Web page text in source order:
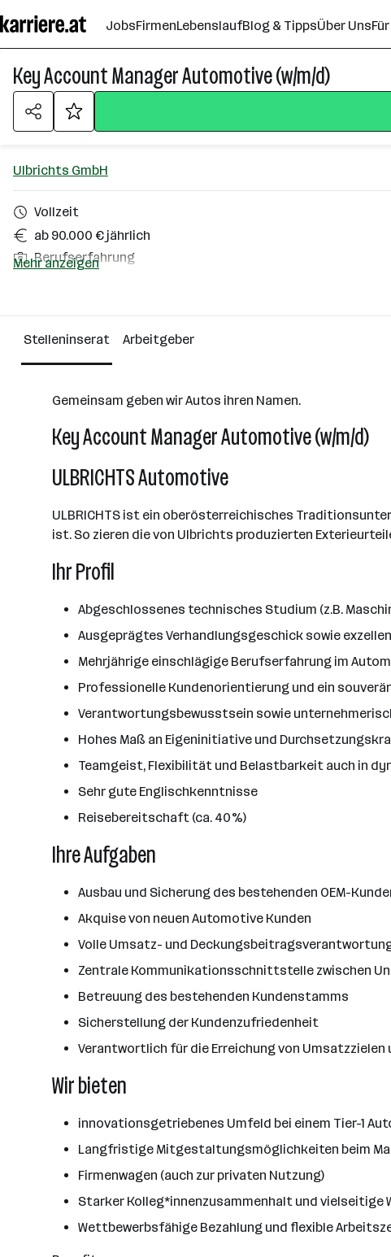
Seiteninhalt
springen
JobsFirmenLebenslaufBlog & TippsÜber Uns
Key Account Manager Automotive (w/m/d)
Ulbrichts GmbH
Vollzeit
ab 90.000 € jährlich
Berufserfahrung
Über das Unternehmen
101 - 500 Mitarbeiter*innen
Mehr anzeigen
Stelleninserat Arbeitgeber
Gemeinsam geben wir Autos ihren Namen.
Key Account Manager Automotive (w/m/d)
ULBRICHTS Automotive
ULBRICHTS ist ein oberösterreichisches
ist. So zieren die von Ulbrichts produzierten
Ihr Profil
Abgeschlossenes technisches Studium (z.B.
Ausgeprägtes Verhandlungsgeschick sowie
Mehrjährige einschlägige Berufserfahrung im
Professionelle Kundenorientierung und ein
Verantwortungsbewusstsein sowie
Hohes Maß an Eigeninitiative und
Teamgeist, Flexibilität und Belastbarkeit auch in
Sehr gute Englischkenntnisse
Reisebereitschaft (ca. 40%)
Ihre Aufgaben
Ausbau und Sicherung des bestehenden OEM-
Akquise von neuen Automotive Kunden
Volle Umsatz- und
Zentrale Kommunikationsschnittstelle zwischen
Betreuung des bestehenden Kundenstamms
Sicherstellung der Kundenzufriedenheit
Verantwortlich für die Erreichung von Umsatzzielen
Wir bieten
innovationsgetriebenes Umfeld bei einem Tier-1
Langfristige Mitgestaltungsmöglichkeiten beim
Firmenwagen (auch zur privaten Nutzung)
Starker Kolleg*innenzusammenhalt und vielseitige
Wettbewerbsfähige Bezahlung und flexible